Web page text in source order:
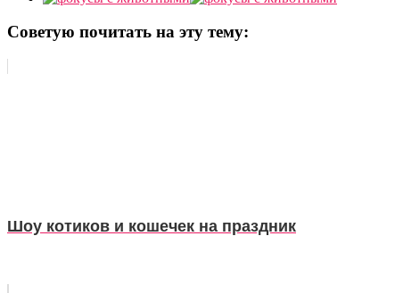
Советую почитать на эту тему:
Шоу котиков и кошечек на праздник